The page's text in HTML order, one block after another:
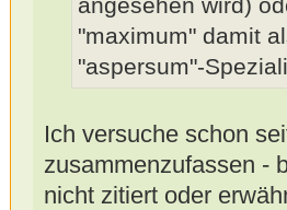
"maximum" damit
"aspersum"-
Ich versuche schon
zusammenzufassen -
nicht zitiert oder